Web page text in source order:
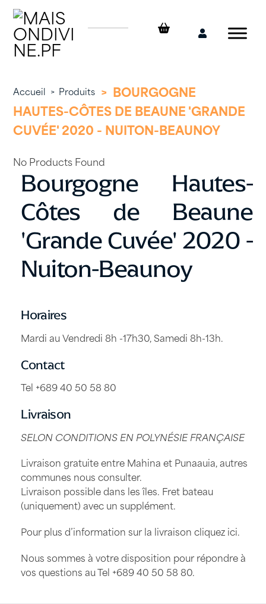
Skip
content
Mon
Accueil > Produits > BOURGOGNE
HAUTES-CÔTES DE BEAUNE 'GRANDE
CUVÉE' 2020 - NUITON-BEAUNOY
Bourgogne Hautes-
Côtes de Beaune
'Grande Cuvée' 2020 -
Nuiton-Beaunoy
Horaires
Mardi au Vendredi 8h -17h30, Samedi 8h-13h.
Contact
Tel +689 40 50 58 80
Livraison
SELON CONDITIONS EN POLYNÉSIE FRANÇAISE
Livraison gratuite entre Mahina et Punaauia, autres
communes nous consulter.
Livraison possible dans les îles. Fret bateau
(uniquement) avec un supplément.
Pour plus d’information sur la livraisoncliquez ici.
Nous sommes à votre disposition pour répondre à
vos questions au Tel +689 40 50 58 80.
No Products Found